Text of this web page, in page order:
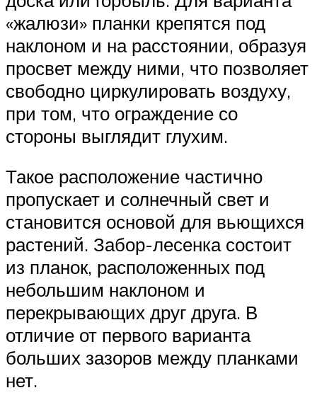
«жалюзи» планки крепятся под
наклоном и на расстоянии, образуя
просвет между ними, что позволяет
свободно циркулировать воздуху,
при том, что ограждение со
стороны выглядит глухим.
Такое расположение частично
пропускает и солнечный свет и
становится основой для вьющихся
растений. Забор-лесенка состоит
из планок, расположенных под
небольшим наклоном и
перекрывающих друг друга. В
отличие от первого варианта
больших зазоров между планками
нет.